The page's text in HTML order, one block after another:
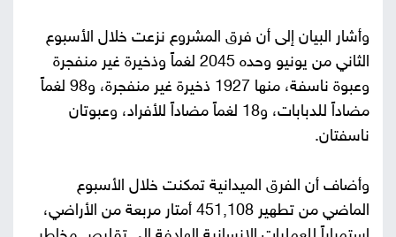
وأشار البيان إلى أن فرق المشروع نزعت خلال الأسبوع
الثاني من يونيو وحده 2045 لغماً وذخيرة غير منفجرة
وعبوة ناسفة، منها 1927 ذخيرة غير منفجرة، و98 لغماً
مضاداً للدبابات، و18 لغماً مضاداً للأفراد، وعبوتان
ناسفتان.
وأضاف أن الفرق الميدانية تمكنت خلال الأسبوع
الماضي من تطهير 451,108 أمتار مربعة من الأراضي،